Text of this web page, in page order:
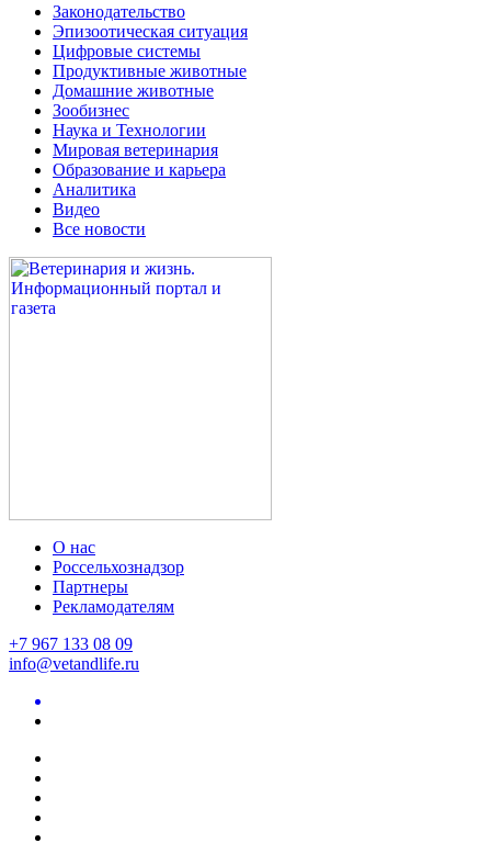
Законодательство
Эпизоотическая ситуация
Цифровые системы
Продуктивные животные
Домашние животные
Зообизнес
Наука и Технологии
Мировая ветеринария
Образование и карьера
Аналитика
Видео
Все новости
О нас
Россельхознадзор
Партнеры
Рекламодателям
+7 967 133 08 09
info@vetandlife.ru